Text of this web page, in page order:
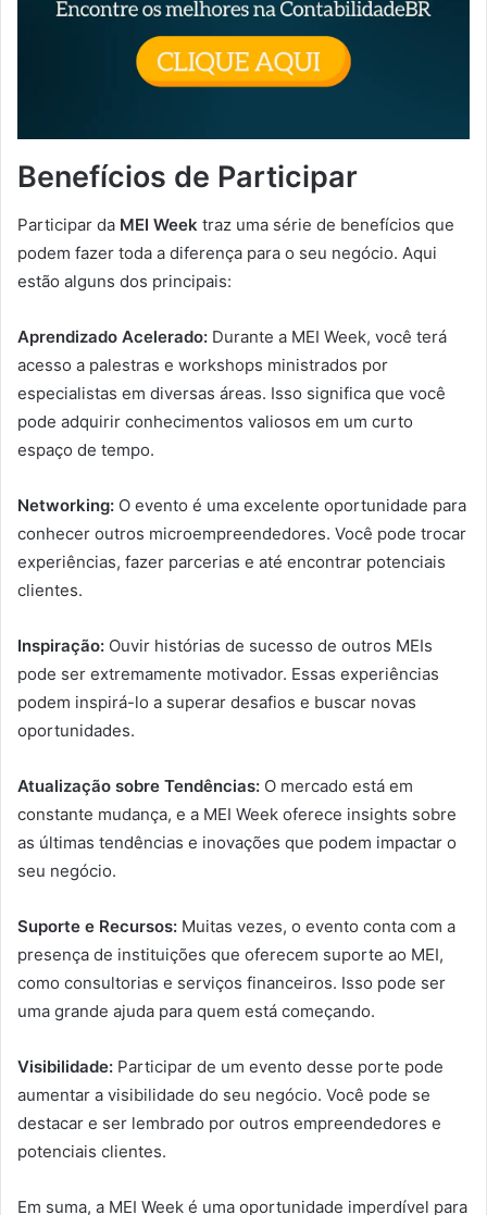
Benefícios de Participar
Participar da MEI Week traz uma série de benefícios que
podem fazer toda a diferença para o seu negócio. Aqui
estão alguns dos principais:
Aprendizado Acelerado: Durante a MEI Week, você terá
acesso a palestras e workshops ministrados por
especialistas em diversas áreas. Isso significa que você
pode adquirir conhecimentos valiosos em um curto
espaço de tempo.
Networking: O evento é uma excelente oportunidade para
conhecer outros microempreendedores. Você pode trocar
experiências, fazer parcerias e até encontrar potenciais
clientes.
Inspiração: Ouvir histórias de sucesso de outros MEIs
pode ser extremamente motivador. Essas experiências
podem inspirá-lo a superar desafios e buscar novas
oportunidades.
Atualização sobre Tendências: O mercado está em
constante mudança, e a MEI Week oferece insights sobre
as últimas tendências e inovações que podem impactar o
seu negócio.
Suporte e Recursos: Muitas vezes, o evento conta com a
presença de instituições que oferecem suporte ao MEI,
como consultorias e serviços financeiros. Isso pode ser
uma grande ajuda para quem está começando.
Visibilidade: Participar de um evento desse porte pode
aumentar a visibilidade do seu negócio. Você pode se
destacar e ser lembrado por outros empreendedores e
potenciais clientes.
Em suma, a MEI Week é uma oportunidade imperdível para